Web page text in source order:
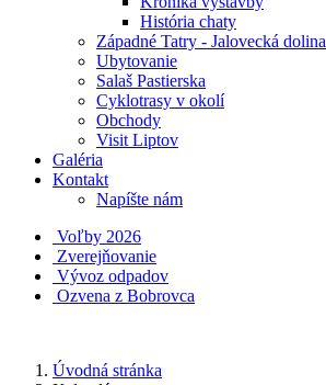
História chaty
Západné Tatry - Jalovecká dolina
Ubytovanie
Salaš Pastierska
Cyklotrasy v okolí
Obchody
Visit Liptov
Galéria
Kontakt
Napíšte nám
Voľby 2026
Zverejňovanie
Vývoz odpadov
Ozvena z Bobrovca
Úvodná stránka